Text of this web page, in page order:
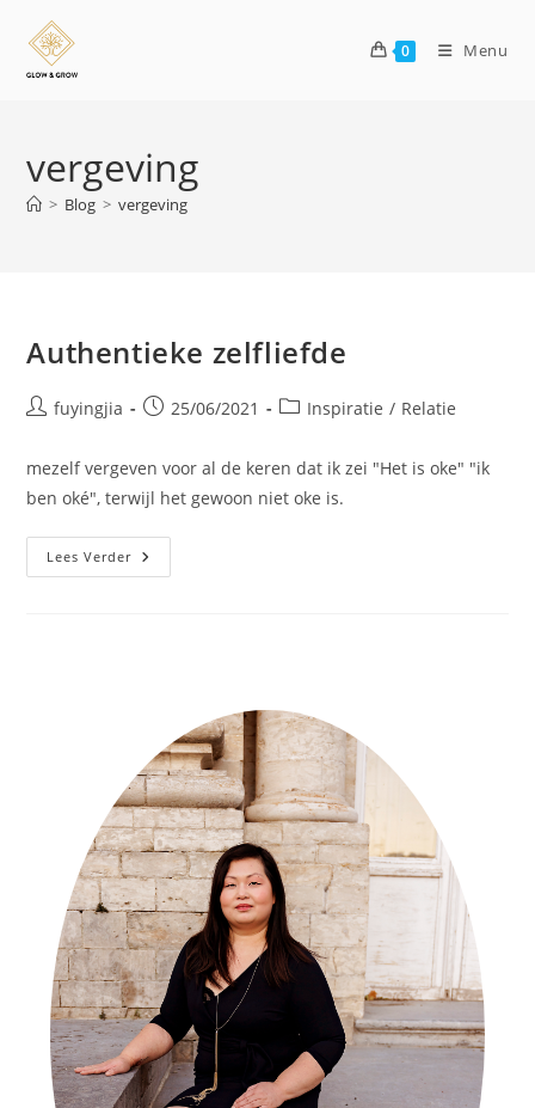
0 Menu
vergeving
> Blog > vergeving
Authentieke zelfliefde
fuyingjia 25/06/2021 Inspiratie / Relatie
mezelf vergeven voor al de keren dat ik zei "Het is oke" "ik
ben oké", terwijl het gewoon niet oke is.
Lees Verder